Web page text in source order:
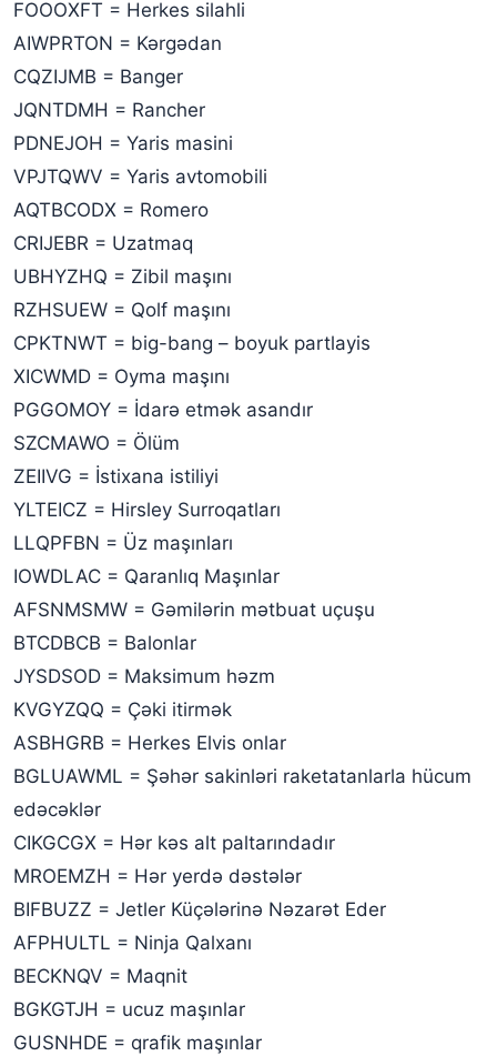
FOOOXFT = Herkes silahli
AIWPRTON = Kərgədan
CQZIJMB = Banger
JQNTDMH = Rancher
PDNEJOH = Yaris masini
VPJTQWV = Yaris avtomobili
AQTBCODX = Romero
CRIJEBR = Uzatmaq
UBHYZHQ = Zibil maşını
RZHSUEW = Qolf maşını
CPKTNWT = big-bang – boyuk partlayis
XICWMD = Oyma maşını
PGGOMOY = İdarə etmək asandır
SZCMAWO = Ölüm
ZEIIVG = İstixana istiliyi
YLTEICZ = Hirsley Surroqatları
LLQPFBN = Üz maşınları
IOWDLAC = Qaranlıq Maşınlar
AFSNMSMW = Gəmilərin mətbuat uçuşu
BTCDBCB = Balonlar
JYSDSOD = Maksimum həzm
KVGYZQQ = Çəki itirmək
ASBHGRB = Herkes Elvis onlar
BGLUAWML = Şəhər sakinləri raketatanlarla hücum
edəcəklər
CIKGCGX = Hər kəs alt paltarındadır
MROEMZH = Hər yerdə dəstələr
BIFBUZZ = Jetler Küçələrinə Nəzarət Eder
AFPHULTL = Ninja Qalxanı
BECKNQV = Maqnit
BGKGTJH = ucuz maşınlar
GUSNHDE = qrafik maşınlar